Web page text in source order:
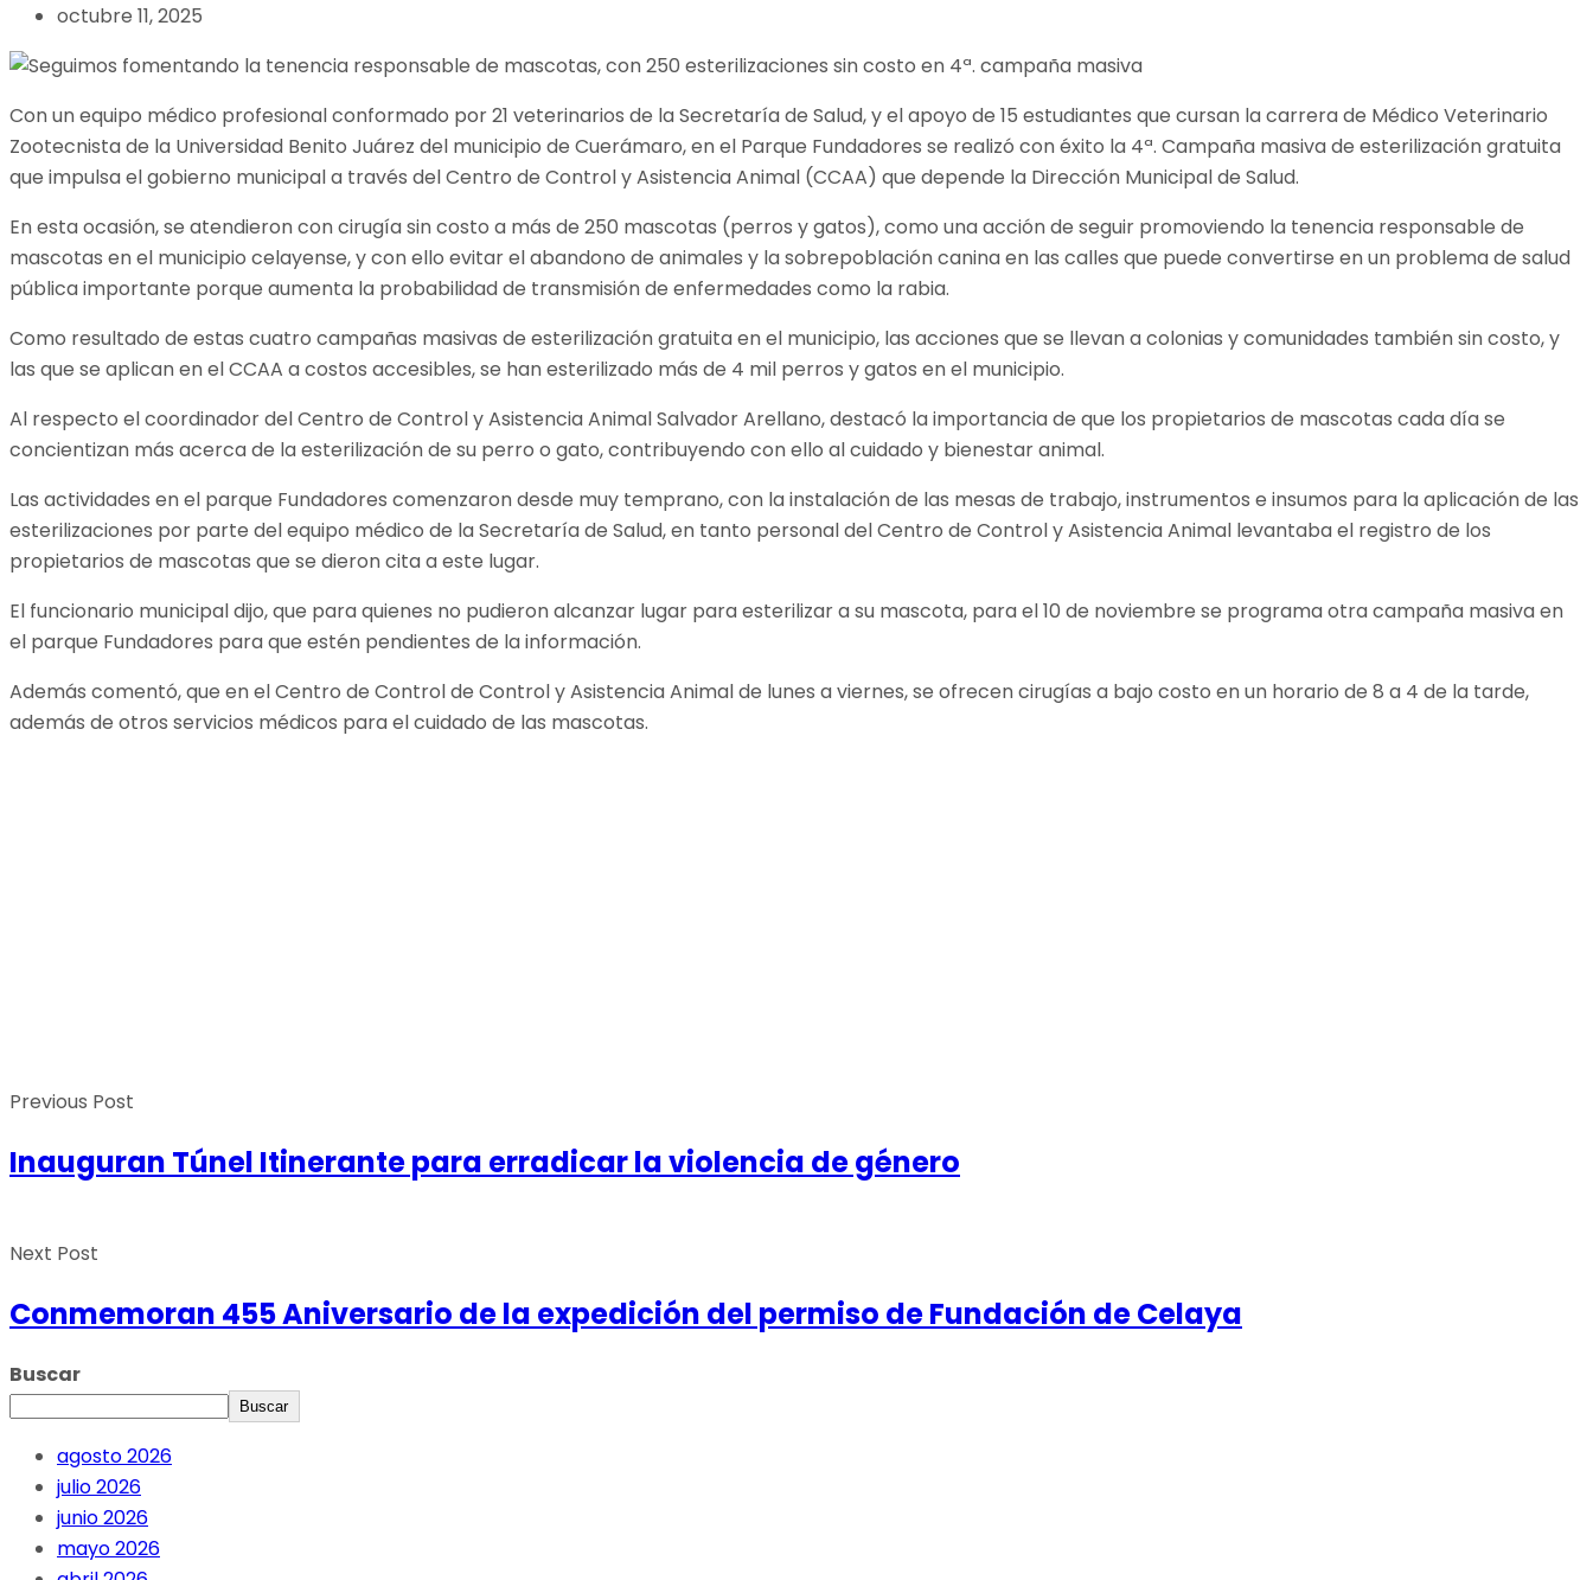
octubre 11, 2025
Con un equipo médico profesional conformado por 21 veterinarios de la Secretaría de Salud, y el apoyo de 15 estudiantes que cursan la carrera de Médico Veterinario
Zootecnista de la Universidad Benito Juárez del municipio de Cuerámaro, en el Parque Fundadores se realizó con éxito la 4ª. Campaña masiva de esterilización gratuita
que impulsa el gobierno municipal a través del Centro de Control y Asistencia Animal (CCAA) que depende la Dirección Municipal de Salud.
En esta ocasión, se atendieron con cirugía sin costo a más de 250 mascotas (perros y gatos), como una acción de seguir promoviendo la tenencia responsable de
mascotas en el municipio celayense, y con ello evitar el abandono de animales y la sobrepoblación canina en las calles que puede convertirse en un problema de salud
pública importante porque aumenta la probabilidad de transmisión de enfermedades como la rabia.
Como resultado de estas cuatro campañas masivas de esterilización gratuita en el municipio, las acciones que se llevan a colonias y comunidades también sin costo, y
las que se aplican en el CCAA a costos accesibles, se han esterilizado más de 4 mil perros y gatos en el municipio.
Al respecto el coordinador del Centro de Control y Asistencia Animal Salvador Arellano, destacó la importancia de que los propietarios de mascotas cada día se
concientizan más acerca de la esterilización de su perro o gato, contribuyendo con ello al cuidado y bienestar animal.
Las actividades en el parque Fundadores comenzaron desde muy temprano, con la instalación de las mesas de trabajo, instrumentos e insumos para la aplicación de las
esterilizaciones por parte del equipo médico de la Secretaría de Salud, en tanto personal del Centro de Control y Asistencia Animal levantaba el registro de los
propietarios de mascotas que se dieron cita a este lugar.
El funcionario municipal dijo, que para quienes no pudieron alcanzar lugar para esterilizar a su mascota, para el 10 de noviembre se programa otra campaña masiva en
el parque Fundadores para que estén pendientes de la información.
Además comentó, que en el Centro de Control de Control y Asistencia Animal de lunes a viernes, se ofrecen cirugías a bajo costo en un horario de 8 a 4 de la tarde,
además de otros servicios médicos para el cuidado de las mascotas.
Previous Post
Inauguran Túnel Itinerante para erradicar la violencia de género
Next Post
Conmemoran 455 Aniversario de la expedición del permiso de Fundación de Celaya
Buscar
Buscar
agosto 2026
julio 2026
junio 2026
mayo 2026